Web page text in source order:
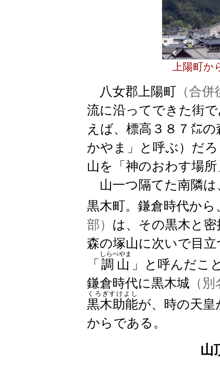
上陽町
八女郡上陽町 （合
流に沿ってできた街
えば、標高３８７㍍
かやま」と呼ぶ）だ
山を「神のおわす場
山一つ隔てた南隣は
黒木町。鎌倉時代から
部） は、その黒木と
森の塚山に次いで目
「 調山
しらべやま
」と呼んだこ
鎌倉時代に黒木城 （
黒木助能
くろぎすけよし
が、時の天
からである。
山